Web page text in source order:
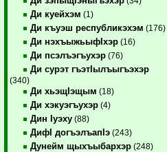
Ди куейхэм (1)
Ди къуэш республикэхэм (176)
Ди нэхъыжьыфIхэр (16)
Ди псэлъэгъухэр (76)
Ди сурэт гъэтIылъыгъэхэр
(340)
Ди хьэщIэщым (18)
Ди хэкуэгъухэр (4)
Дин Iуэху (88)
ДифI догъэлъапIэ (243)
Дунейм щыхъыбархэр (248)